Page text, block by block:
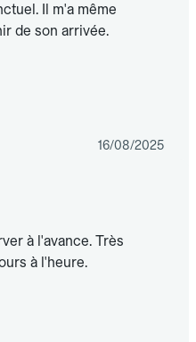
Il m'a même
de son arrivée.
16/08/2025
à l'avance. Très
à l'heure.